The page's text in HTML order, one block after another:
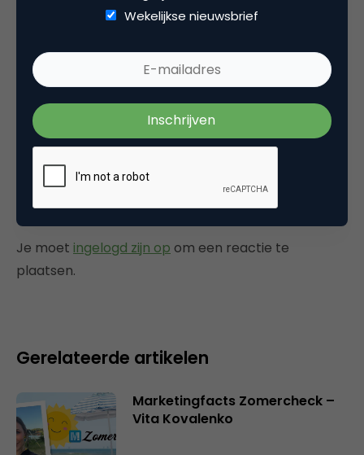
Leuk idee, maar wat belet mij om met 20
vrienden mijn code te delen en binnen 5
minuten vanaf alle telefooncellen in te bellen?
23 april 2010 om 12:04
Plaats reactie
Je moet ingelogd zijn op om een reactie te
plaatsen.
Gerelateerde artikelen
Marketingfacts Zomercheck –
Vita Kovalenko
Wekelijkse nieuwsbrief